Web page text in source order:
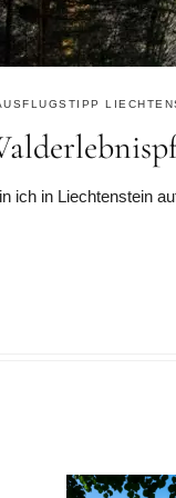
ich in Liechtenstein